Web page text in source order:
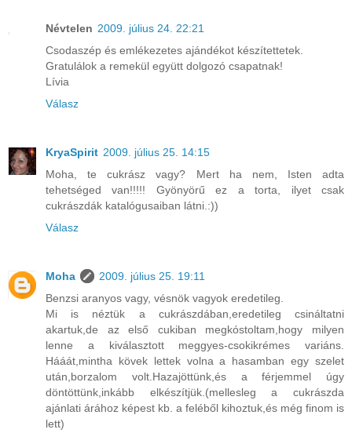
Névtelen 2009. július 24. 22:21
Csodaszép és emlékezetes ajándékot készítettetek.
Gratulálok a remekül együtt dolgozó csapatnak!
Lívia
Válasz
KryaSpirit 2009. július 25. 14:15
Moha, te cukrász vagy? Mert ha nem, Isten adta
tehetséged van!!!!! Gyönyörű ez a torta, ilyet csak
cukrászdák katalógusaiban látni.:))
Válasz
Moha
2009. július 25. 19:11
Benzsi aranyos vagy, vésnök vagyok eredetileg.
Mi is néztük a cukrászdában,eredetileg csináltatni
akartuk,de az első cukiban megkóstoltam,hogy milyen
lenne a kiválasztott meggyes-csokikrémes variáns.
Hááát,mintha kövek lettek volna a hasamban egy szelet
után,borzalom volt.Hazajöttünk,és a férjemmel úgy
döntöttünk,inkább elkészítjük.(mellesleg a cukrászda
ajánlati árához képest kb. a feléből kihoztuk,és még finom is
lett)